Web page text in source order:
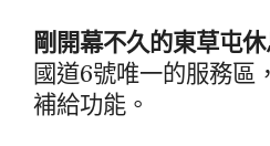
剛開幕不久的東草屯休
國道6號唯一的服務區
補給功能。